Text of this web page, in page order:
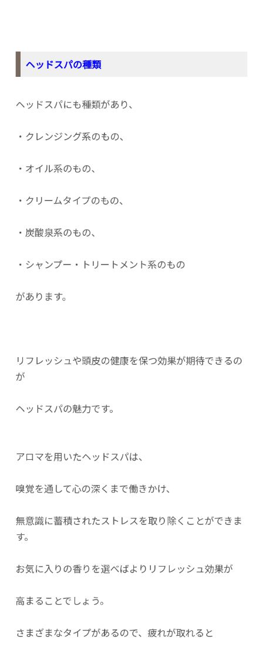
ヘッドスパの種類
ヘッドスパにも種類があり、
・クレンジング系のもの、
・オイル系のもの、
・クリームタイプのもの、
・炭酸泉系のもの、
・シャンプー・トリートメント系のもの
があります。
リフレッシュや頭皮の健康を保つ効果が期待できるの
が
ヘッドスパの魅力です。
アロマを用いたヘッドスパは、
嗅覚を通して心の深くまで働きかけ、
無意識に蓄積されたストレスを取り除くことができま
す。
お気に入りの香りを選べばよりリフレッシュ効果が
高まることでしょう。
さまざまなタイプがあるので、疲れが取れると